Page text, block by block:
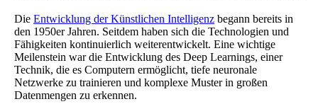
Die Entwicklung der Künstlichen Intelligenz begann bereits in
den 1950er Jahren. Seitdem haben sich die Technologien und
Fähigkeiten kontinuierlich weiterentwickelt. Eine wichtige
Meilenstein war die Entwicklung des Deep Learnings, einer
Technik, die es Computern ermöglicht, tiefe neuronale
Netzwerke zu trainieren und komplexe Muster in großen
Datenmengen zu erkennen.